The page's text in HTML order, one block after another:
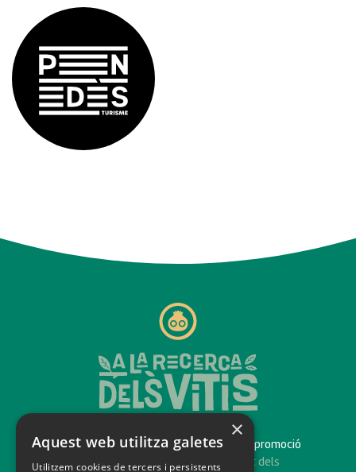
És un projecte impulsat pelConsorci de promoció
turística del Penedès
amb el suport dels
×
Aquest web utilitza galetes
Utilitzem cookies de tercers i persistents